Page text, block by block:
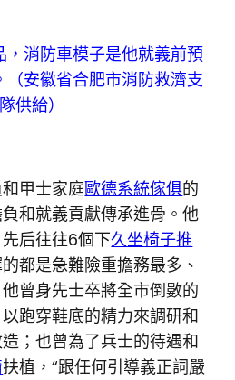
，消防車模子是他就義前預
安徽省合肥市消防救濟支
隊供給）
甲士家庭歐德系統傢俱的
和就義貢獻傳承進骨。他
后往往6個下久坐椅子推
都是急難險重擔務最多、
曾身先士卒將全市倒數的
跑穿鞋底的精力來調研和
；也曾為了兵士的待遇和
扶植，“跟任何引導義正詞嚴